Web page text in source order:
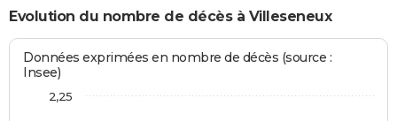
Evolution du nombre de décès à Villeseneux
Données exprimées en nombre de décès (source :
Insee)
2,25